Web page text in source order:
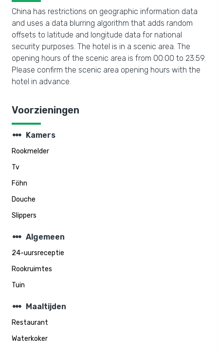
China has restrictions on geographic information data
and uses a data blurring algorithm that adds random
offsets to latitude and longitude data for national
security purposes. The hotel is in a scenic area. The
opening hours of the scenic area is from 00:00 to 23:59.
Please confirm the scenic area opening hours with the
hotel in advance.
Voorzieningen
steppers Kamers
Rookmelder
Tv
Föhn
Douche
Slippers
steppers Algemeen
24-uursreceptie
Rookruimtes
Tuin
steppers Maaltijden
Restaurant
Waterkoker